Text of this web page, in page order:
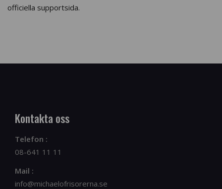
officiella supportsida.
Kontakta oss
Telefon :
08-641 11 11
Mail :
info@michaelofrisorerna.se